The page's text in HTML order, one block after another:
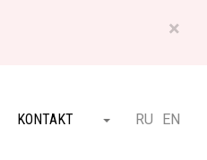
×
KONTAKT Otsi ET
RU EN